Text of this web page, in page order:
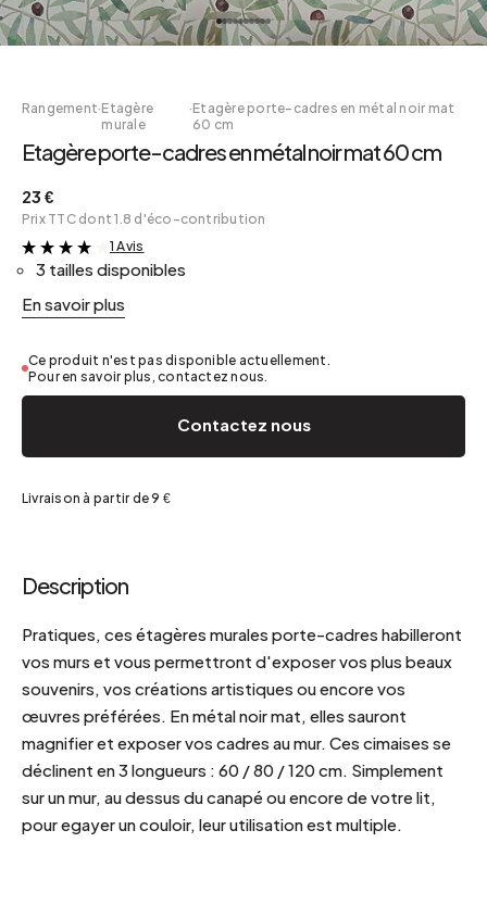
Rangement·Etagère
murale
·Etagère porte-cadres en métal noir mat
60 cm
Etagère porte-cadres en métal noir mat 60 cm
23 €
Prix TTC dont 1.8 d'éco-contribution
&
1 Avis
3 tailles disponibles
En savoir plus
Ce produit n'est pas disponible actuellement.
Pour en savoir plus, contactez nous.
Contactez nous
Livraison à partir de 9 €
Description
Pratiques, ces étagères murales porte-cadres habilleront
vos murs et vous permettront d'exposer vos plus beaux
souvenirs, vos créations artistiques ou encore vos
œuvres préférées. En métal noir mat, elles sauront
magnifier et exposer vos cadres au mur. Ces cimaises se
déclinent en 3 longueurs : 60 / 80 / 120 cm. Simplement
sur un mur, au dessus du canapé ou encore de votre lit,
pour egayer un couloir, leur utilisation est multiple.